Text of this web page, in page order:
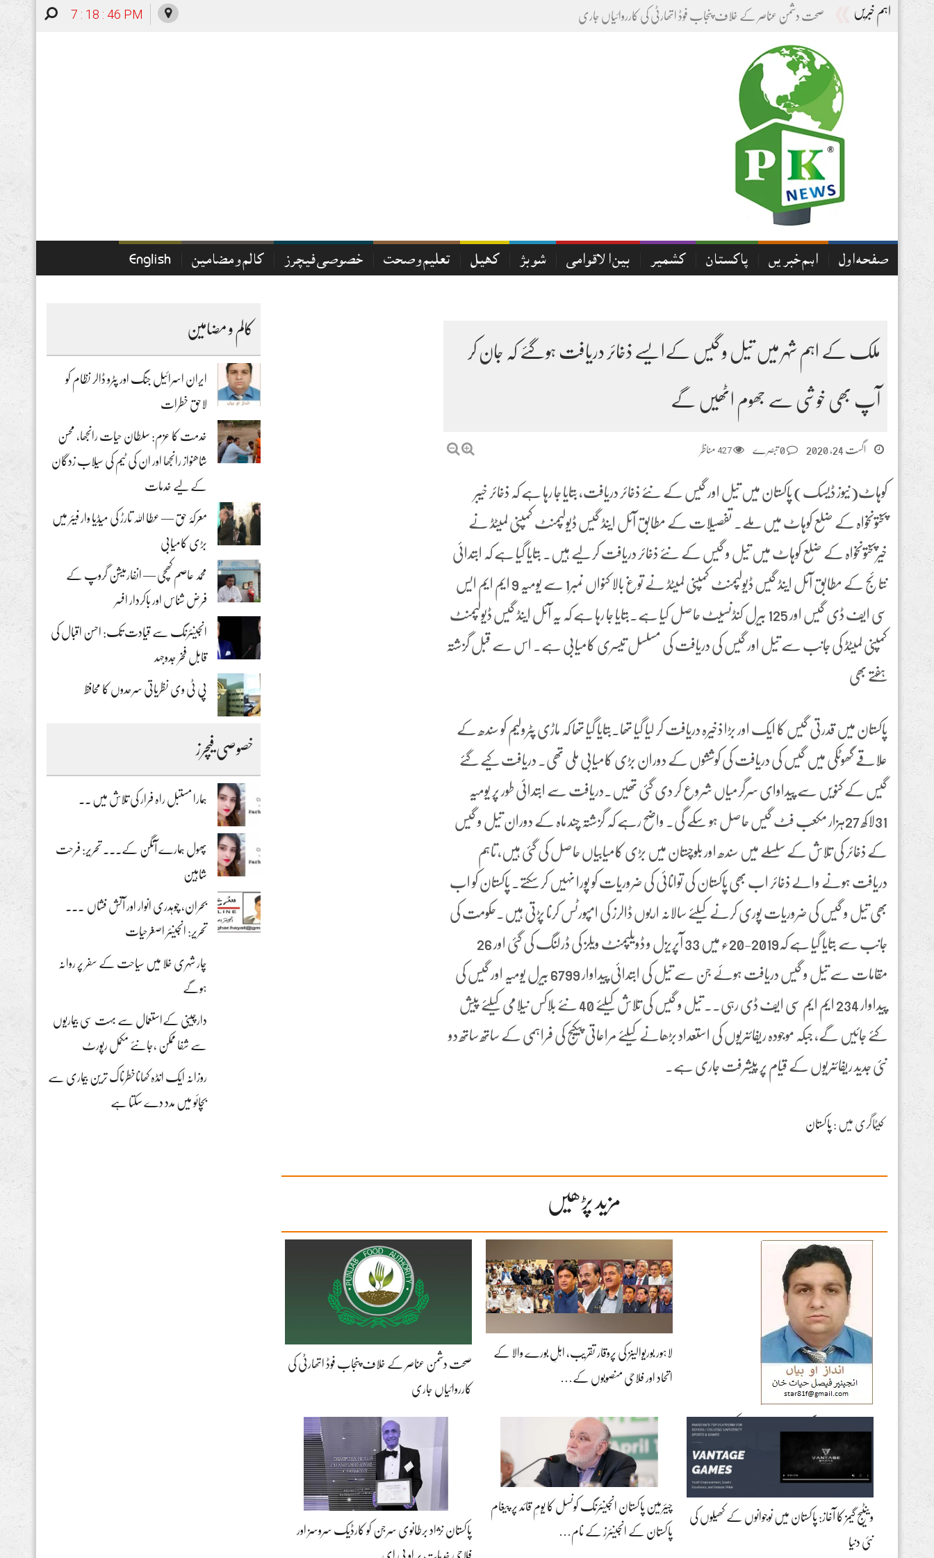
اہم خبریں -
7 : 18 : 47 PM
صفحہ اول اہم خبریں پاکستان کشمیر بین الاقوامی شوبز کھیل تعلیم و صحت خصوصی فیچرز کالم و مضامین English
ملک کے اہم شہر میں تیل و گیس کےایسے ذخائر دریافت ہوگئے کہ جان کر
آپ بھی خوشی سے جھوم اٹھیں گے
اگست 24, 2020 0 تبصرے 427 مناظر
کوہاٹ(نیوز ڈیسک) پاکستان میں تیل اور گیس کے نئے ذخائر دریافت، بتایا جا رہا ہے کہ ذخائر خیبر
پختونخواہ کے ضلع کوہاٹ میں ملے۔ تفصیلات کے مطابق آئل اینڈ گیس ڈیولپمنٹ کمپنی لمیٹڈ نے
خیرپختونخواہ کے ضلع کوہاٹ میں تیل و گیس کے نئے ذخائر دریافت کر لیے ہیں۔ بتایا گیا ہے کہ ابتدائی
نتائج کے مطابق آئل اینڈ گیس ڈیولپمنٹ کمپنی لمیٹڈ نے توغ بالا کنواں نمبر1 سے یومیہ 9 ایم ایم ایس
سی ایف ڈی گیس اور 125 بیرل کنڈنسیٹ حاصل کیا ہے۔بتایا جا رہا ہے کہ یہ آئل اینڈ گیس ڈیولپمنٹ
کمپنی لمیٹڈ کی جانب سے تیل اور گیس کی دریافت کی مسلسل تیسری کامیابی ہے۔ اس سے قبل گزشتہ
ہفتے بھی
پاکستان میں قدرتی گیس کا ایک اور بڑا ذخیرہ دریافت کر لیا گیا تھا۔بتایا گیا تھا کہ ماڑی پٹرولیم کو سندھ کے
علاقے گھوٹکی میں گیس کی دریافت کی کوششوں کے دوران بڑی کامیابی ملی تھی۔ دریافت کیے گئے
گیس کے کنویں سے پیداوای سرگرمیاں شروع کر دی گئی تھیں۔دریافت سے ابتدائی طور پر یومیہ
31لاکھ 27ہزار مکعب فٹ گیس حاصل ہو سکے گی۔ واضح رہے کہ گزشتہ چند ماہ کے دوران تیل و گیس
کے ذخائر کی تلاش کے سلسلے میں سندھ اور بلوچستان میں بڑی کامیابیاں حاصل کی گئی ہیں، تاہم
دریافت ہونے والے ذخائر اب بھی پاکستان کی توانائی کی ضروریات کو پورا نہیں کر سکتے۔ پاکستان کو اب
بھی تیل و گیس کی ضروریات پوری کرنے کیلئے سالانہ اربوں ڈالرز کی امپورٹس کرنا پڑتی ہیں۔حکومت کی
جانب سے بتایا گیا ہے کہ2019-20ء میں 33 آپریزل و ڈویلپمنٹ ویلز کی ڈرلنگ کی گئی اور 26
مقامات سے تیل و گیس دریافت ہوئے جن سے تیل کی ابتدائی پیداوار 6799 بیرل یومیہ اور گیس کی
پیداوار 234 ایم ایم سی ایف ڈی رہی۔۔ تیل و گیس کی تلاش کیلئے 40 نئے بلاکس نیلامی کیلئے پیش
کئے جائیں گے، جبکہ موجودہ ریفائنریوں کی استعداد بڑھانے کیلئے مراعاتی پیکیج کی فراہمی کے ساتھ ساتھ دو
نئی جدید ریفائنریوں کے قیام پر پیشرفت جاری ہے۔
کیٹاگری میں : پاکستان
مزید پڑھیں
صحت دشمن عناصر کے خلاف پنجاب فوڈ اتھارٹی کی
کارروائیاں جاری
لاہور بوریوالینز کی پروقار تقریب، اہلِ بورے والا کے
اتحاد اور فلاحی منصوبوں کے…
ایران اسرائیل جنگ اور پٹرو ڈالر نظام کو لاحق
پاکستان نژاد برطانوی سرجن کو کارڈیک سروسز اور
فلاحی خدمات پر او بی ای…
چیئرمین پاکستان انجینئرنگ کونسل کا یومِ قائد پر پیغام
پاکستان کے انجینئرز کے نام…
وینٹیج گیمز کا آغاز: پاکستان میں نوجوانوں کے کھیلوں کی
نئی دنیا
کالم و مضامین
ایران اسرائیل جنگ اور پٹرو ڈالر نظام کو
لاحق خطرات
خدمت کا عزم: سلطان حیات رانجھا، محسن
شاھنواز رانجھا اور ان کی ٹیم کی سیلاب زدگان
کے لیے خدمات
معرکۂ حق — عطا اللہ تارڑ کی میڈیا وار فیئر میں
بڑی کامیابی
محمد عاصم کھچی — انفارمیشن گروپ کے
فرض شناس اور باکردار افسر
انجینئرنگ سے قیادت تک: احسن اقبال کی
قابل فخر جدوجہد
پی ٹی وی نظریاتی سرحدوں کا محافظ
خصوصی فیچرز
ہمارا مستبل راہ فرار کی تلاش میں ۔۔
پھول ہمارے آنگن کے۔۔۔ تحریر: فرحت
شاہین
بحران، چوہدری انوار اور آتش فشاں ۔۔۔
تحریر: انجینئر اصغرحیات
چار شہری خلا میں سیاحت کے سفر پر روانہ
ہوگے
دارچینی کےاستعمال سے بہت سی بیماریوں
سے شفا ممکن ،جانئے مکمل رپورٹ
روزانہ ایک انڈہ کھاناخطرناک ترین بیماری سے
بچائو میں مدد دے سکتا ہے